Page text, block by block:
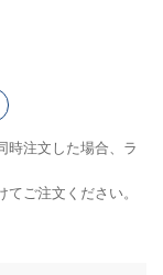
時注文した場合、ラ
ご注文ください。